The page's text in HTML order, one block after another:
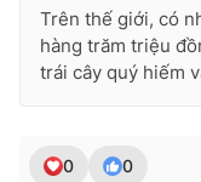
VTV Money
VTV Sức khoẻ
Thị trường 24h
Trên thế giới, có
hàng trăm triệu
trái cây quý hiếm
0 0